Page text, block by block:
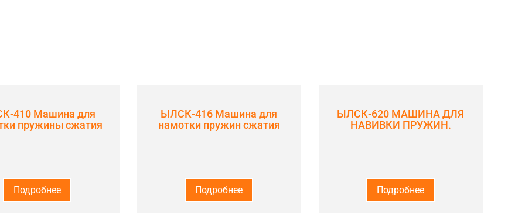
410 Машина для
пружины сжатия
Подробнее
ЫЛСК-416 Машина для
намотки пружин сжатия
Подробнее
ЫЛСК-620 МАШИНА ДЛЯ
НАВИВКИ ПРУЖИН.
Подробнее